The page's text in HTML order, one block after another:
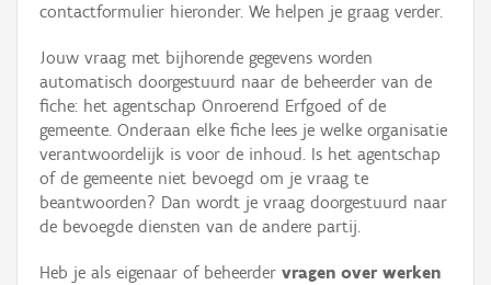
Aanduidingsobject
Waarneming
Thema
Gebeurtenis
Persoon of collectief
contactformulier hieronder. We helpen je graag verder.
Jouw vraag met bijhorende gegevens worden
automatisch doorgestuurd naar de beheerder van de
fiche: het agentschap Onroerend Erfgoed of de
gemeente. Onderaan elke fiche lees je welke organisatie
verantwoordelijk is voor de inhoud. Is het agentschap
of de gemeente niet bevoegd om je vraag te
beantwoorden? Dan wordt je vraag doorgestuurd naar
de bevoegde diensten van de andere partij.
Heb je als eigenaar of beheerder vragen over werken